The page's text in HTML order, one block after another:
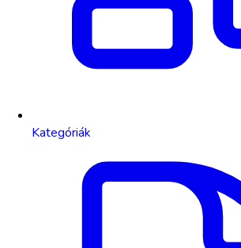
Kategóriák